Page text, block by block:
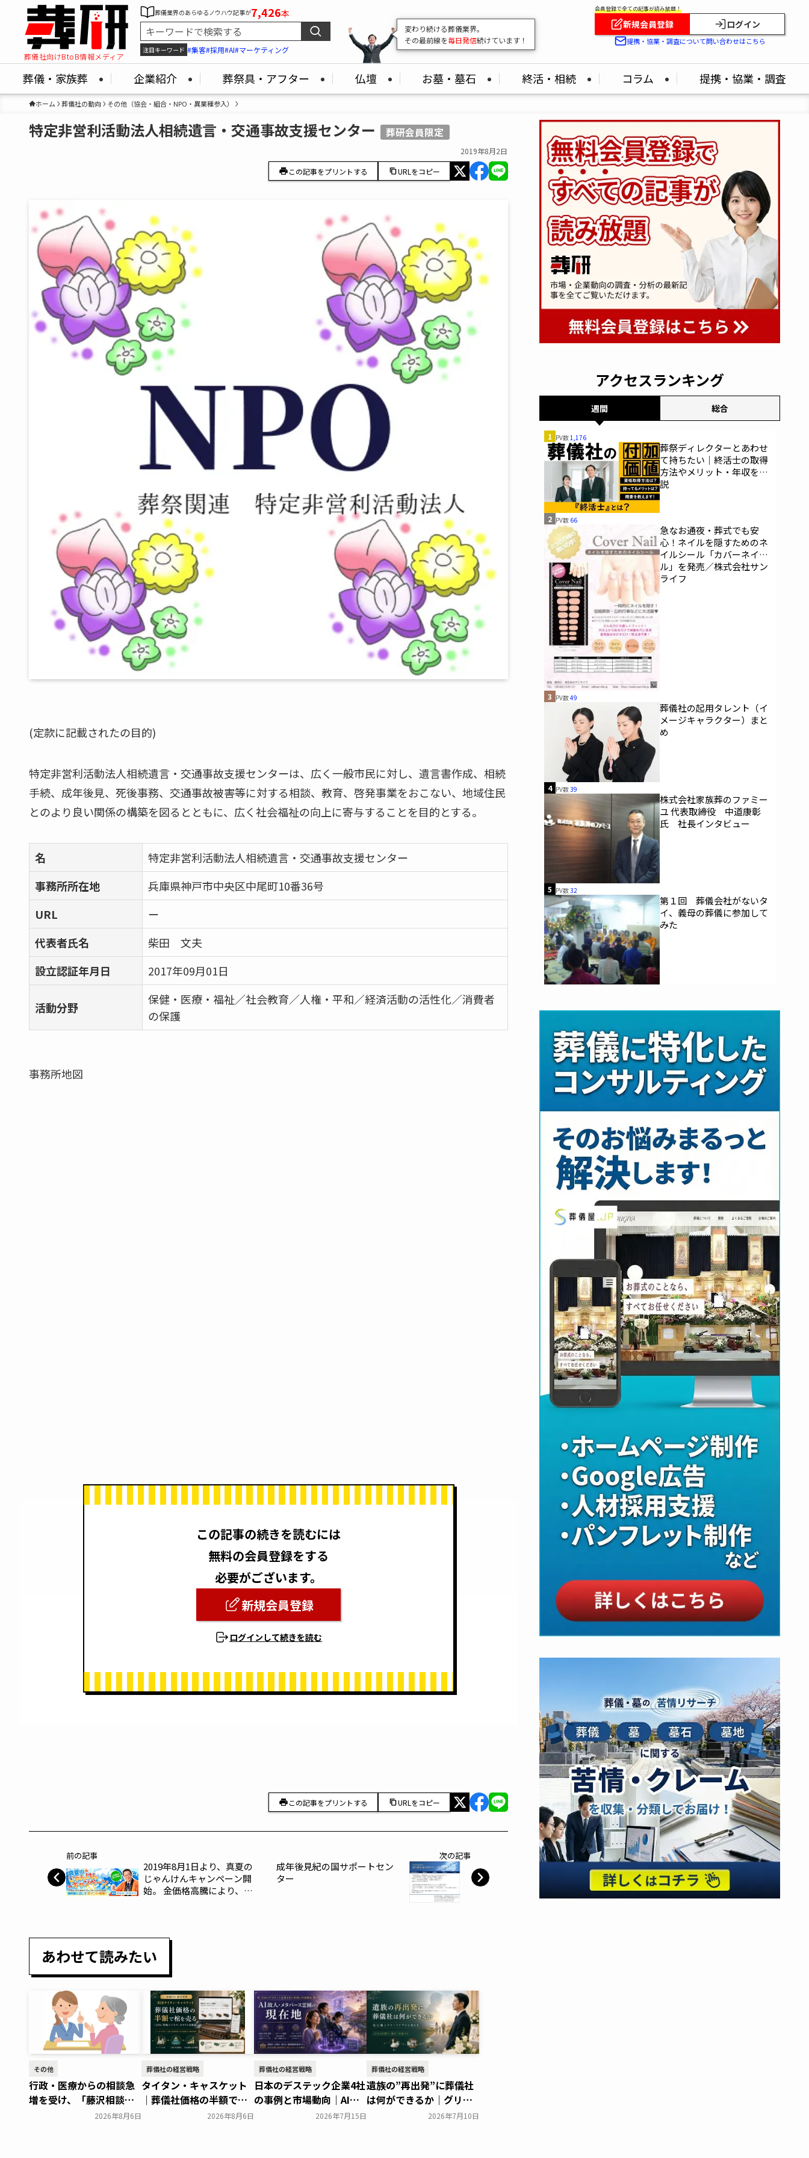
葬儀社向けBtoB情報メディア
葬儀業界のあらゆるノウハウ記事が7,426本
注目キーワード #集客#採用#AI#マーケティング
変わり続ける葬儀業界。
その最前線を毎日発信続けています！
会員登録で全ての記事が読み放題！
新規会員登録 ログイン
提携・協業・調査について問い合わせはこちら
葬儀・家族葬 企業紹介 葬祭具・アフター 仏壇 お墓・墓石 終活・相続 コラム 提携・協業・調査
ホーム 葬儀社の動向 その他（協会・組合・NPO・異業種参入）
特定非営利活動法人相続遺言・交通事故支援センター 葬研会員限定
2019年8月2日
この記事をプリントする
URLをコピー
(定款に記載されたの目的)
特定非営利活動法人相続遺言・交通事故支援センターは、広く一般市民に対し、遺言書作成、相続
手続、成年後見、死後事務、交通事故被害等に対する相談、教育、啓発事業をおこない、地域住民
とのより良い関係の構築を図るとともに、広く社会福祉の向上に寄与することを目的とする。
名
特定非営利活動法人相続遺言・交通事故支援センター
事務所所在地
兵庫県神戸市中央区中尾町10番36号
URL
ー
代表者氏名
柴田 文夫
設立認証年月日
2017年09月01日
活動分野
保健・医療・福祉／社会教育／人権・平和／経済活動の活性化／消費者
の保護
事務所地図
この記事の続きを読むには
無料の会員登録をする
必要がございます。
新規会員登録
ログインして続きを読む
この記事をプリントする URLをコピー
前の記事
2019年8月1日より、真夏の
じゃんけんキャンペーン開
始。 金価格高騰により、金
次の記事
成年後見紀の国サポートセン
ター
あわせて読みたい
その他
行政・医療からの相談急
増を受け、「藤沢相談
室」を開設～アドバンス
2026年8月6日
葬儀社の経営戦略
タイタン・キャスケット
｜葬儀社価格の半額で棺
を売る「DTC型棺ビジネ
2026年8月6日
葬儀社の経営戦略
日本のデステック企業4社
の事例と市場動向｜AI故
人・メタバース霊園の現
2026年7月15日
葬儀社の経営戦略
遺族の”再出発”に葬儀社
は何ができるか｜グリー
フケアから読み解く故人
2026年7月10日
アクセスランキング
週間 総合
1 PV数1,176
葬祭ディレクターとあわせ
て持ちたい｜終活士の取得
方法やメリット・年収を解
説
2 PV数 66
急なお通夜・葬式でも安
心！ネイルを隠すためのネ
イルシール「カバーネイ
ル」を発売／株式会社サン
ライフ
3 PV数49
葬儀社の起用タレント（イ
メージキャラクター）まと
め
4 PV数39
株式会社家族葬のファミー
ユ 代表取締役 中道康彰
氏 社長インタビュー
5 PV数32
第１回 葬儀会社がないタ
イ、義母の葬儀に参加して
みた